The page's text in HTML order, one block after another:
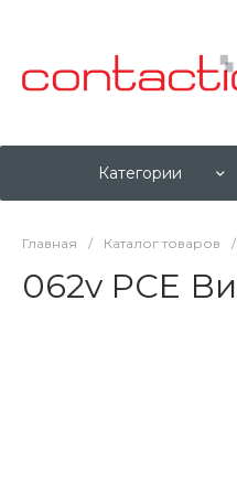
Категории
Главная / Каталог товаров /
062v PCE